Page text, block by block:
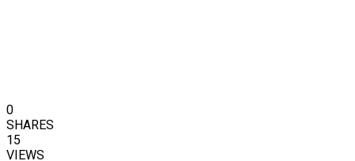
0
SHARES
15
VIEWS